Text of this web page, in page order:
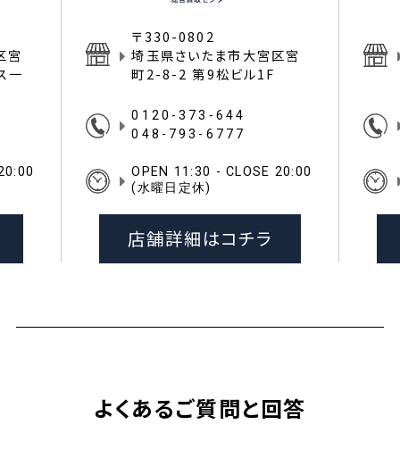
宮
一
〒330-0802
埼玉県さいたま市大宮区宮
町2-8-2 第9松ビル1F
0120-373-644
048-793-6777
OPEN 11:30 - CLOSE 20:00
(水曜日定休)
店舗詳細はコチラ
よくあるご質問と回答